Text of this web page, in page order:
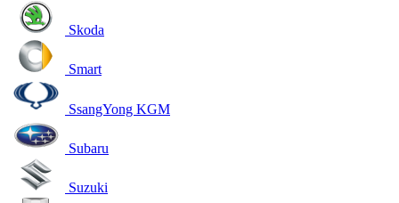
Skoda
Smart
SsangYong KGM
Subaru
Suzuki